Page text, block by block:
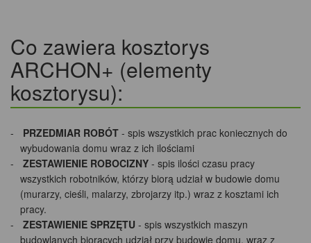
Co zawiera kosztorys
ARCHON+ (elementy
kosztorysu):
PRZEDMIAR ROBÓT - spis wszystkich prac koniecznych do
wybudowania domu wraz z ich ilościami
ZESTAWIENIE ROBOCIZNY - spis ilości czasu pracy
wszystkich robotników, którzy biorą udział w budowie domu
(murarzy, cieśli, malarzy, zbrojarzy itp.) wraz z kosztami ich
pracy.
ZESTAWIENIE SPRZĘTU - spis wszystkich maszyn
budowlanych biorących udział przy budowie domu, wraz z